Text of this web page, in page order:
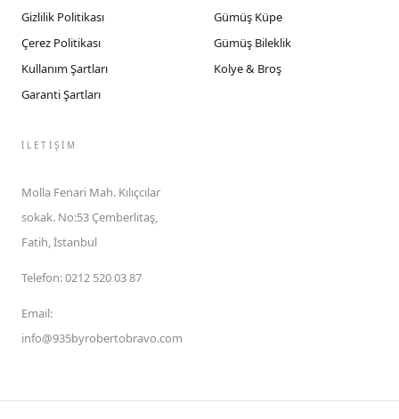
Gizlilik Politikası
Çerez Politikası
Kullanım Şartları
Garanti Şartları
Gümüş Küpe
Gümüş Bileklik
Kolye & Broş
İLETIŞIM
Molla Fenari Mah. Kılıçcılar
sokak. No:53 Çemberlitaş,
Fatih, İstanbul
Telefon:0212 520 03 87
Email:
info@935byrobertobravo.com